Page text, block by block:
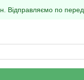
Відправляємо по